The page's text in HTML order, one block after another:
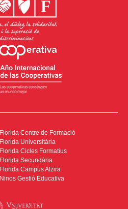
Florida Centre de Formació
Florida Universitària
Florida Cicles Formatius
Florida Secundària
Florida Campus Alzira
Ninos Gestió Educativa